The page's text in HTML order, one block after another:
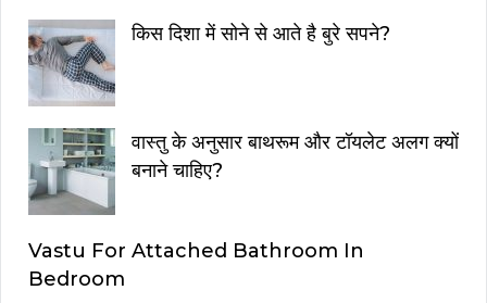
किस दिशा में सोने से आते है बुरे सपने?
वास्तु के अनुसार बाथरूम और टॉयलेट अलग क्यों
बनाने चाहिए?
Vastu For Attached Bathroom In
Bedroom